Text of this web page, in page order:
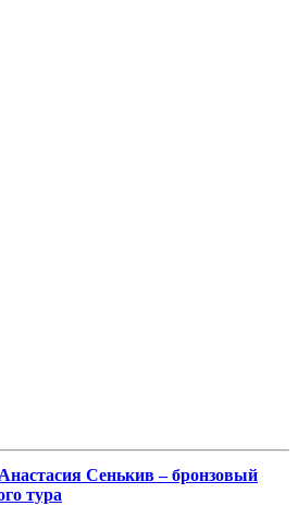
Сенькив – бронзовый
тура